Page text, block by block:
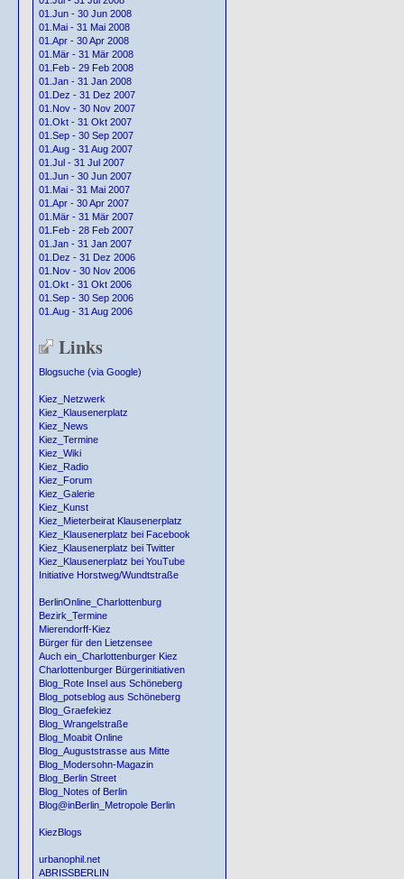
01.Jun - 30 Jun 2008
01.Mai - 31 Mai 2008
01.Apr - 30 Apr 2008
01.Mär - 31 Mär 2008
01.Feb - 29 Feb 2008
01.Jan - 31 Jan 2008
01.Dez - 31 Dez 2007
01.Nov - 30 Nov 2007
01.Okt - 31 Okt 2007
01.Sep - 30 Sep 2007
01.Aug - 31 Aug 2007
01.Jul - 31 Jul 2007
01.Jun - 30 Jun 2007
01.Mai - 31 Mai 2007
01.Apr - 30 Apr 2007
01.Mär - 31 Mär 2007
01.Feb - 28 Feb 2007
01.Jan - 31 Jan 2007
01.Dez - 31 Dez 2006
01.Nov - 30 Nov 2006
01.Okt - 31 Okt 2006
01.Sep - 30 Sep 2006
01.Aug - 31 Aug 2006
Links
Blogsuche (via Google)
Kiez_Netzwerk
Kiez_Klausenerplatz
Kiez_News
Kiez_Termine
Kiez_Wiki
Kiez_Radio
Kiez_Forum
Kiez_Galerie
Kiez_Kunst
Kiez_Mieterbeirat Klausenerplatz
Kiez_Klausenerplatz bei Facebook
Kiez_Klausenerplatz bei Twitter
Kiez_Klausenerplatz bei YouTube
Initiative Horstweg/Wundtstraße
BerlinOnline_Charlottenburg
Bezirk_Termine
Mierendorff-Kiez
Bürger für den Lietzensee
Auch ein_Charlottenburger Kiez
Charlottenburger Bürgerinitiativen
Blog_Rote Insel aus Schöneberg
Blog_potseblog aus Schöneberg
Blog_Graefekiez
Blog_Wrangelstraße
Blog_Moabit Online
Blog_Auguststrasse aus Mitte
Blog_Modersohn-Magazin
Blog_Berlin Street
Blog_Notes of Berlin
Blog@inBerlin_Metropole Berlin
KiezBlogs
urbanophil.net
ABRISSBERLIN